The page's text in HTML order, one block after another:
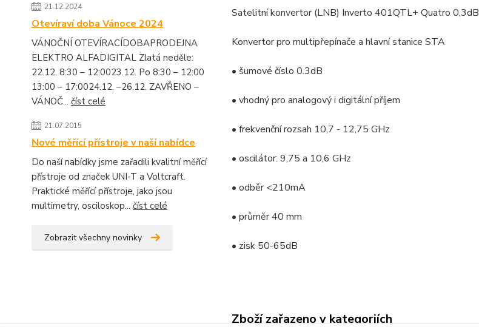
21.12.2024
Otevíraví doba Vánoce 2024
VÁNOČNÍ OTEVÍRACÍDOBAPRODEJNA
ELEKTRO ALFADIGITAL Zlatá neděle:
22.12. 8:30 – 12:0023.12. Po 8:30 – 12:00
13:00 – 17:0024.12. –26.12. ZAVŘENO –
VÁNOČ... číst celé
21.07.2015
Nové měřící přístroje v naší nabídce
Do naší nabídky jsme zařadili kvalitní měřící
přístroje od značek UNI-T a Voltcraft.
Praktické měřící přístroje, jako jsou
multimetry, osciloskop... číst celé
Zobrazit všechny novinky
Satelitní konvertor (LNB) Inverto 401QTL+ Quatro 0,3dB
Konvertor pro multipřepínače a hlavní stanice STA
• šumové číslo 0.3dB
• vhodný pro analogový i digitální příjem
• frekvenční rozsah 10,7 - 12,75 GHz
• oscilátor: 9,75 a 10,6 GHz
• odběr <210mA
• průměr 40 mm
• zisk 50-65dB
Zboží zařazeno v kategoriích